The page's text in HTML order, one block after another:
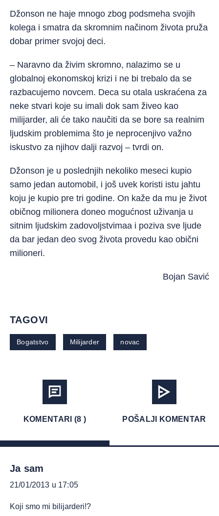
Džonson ne haje mnogo zbog podsmeha svojih
kolega i smatra da skromnim načinom života pruža
dobar primer svojoj deci.
– Naravno da živim skromno, nalazimo se u
globalnoj ekonomskoj krizi i ne bi trebalo da se
razbacujemo novcem. Deca su otala uskraćena za
neke stvari koje su imali dok sam živeo kao
milijarder, ali će tako naučiti da se bore sa realnim
ljudskim problemima što je neprocenjivo važno
iskustvo za njihov dalji razvoj – tvrdi on.
Džonson je u poslednjih nekoliko meseci kupio
samo jedan automobil, i još uvek koristi istu jahtu
koju je kupio pre tri godine. On kaže da mu je život
običnog milionera doneo mogućnost uživanja u
sitnim ljudskim zadovoljstvimaa i poziva sve ljude
da bar jedan deo svog života provedu kao obični
milioneri.
Bojan Savić
TAGOVI
Bogatstvo Milijarder novac
KOMENTARI (8 ) POŠALJI KOMENTAR
Ja sam
21/01/2013 u 17:05
Koji smo mi bilijarderi!?